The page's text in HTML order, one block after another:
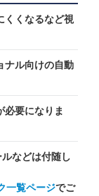
くくなるなど視
ナル向けの自動
必要になりま
などは付随し
一覧ページでご